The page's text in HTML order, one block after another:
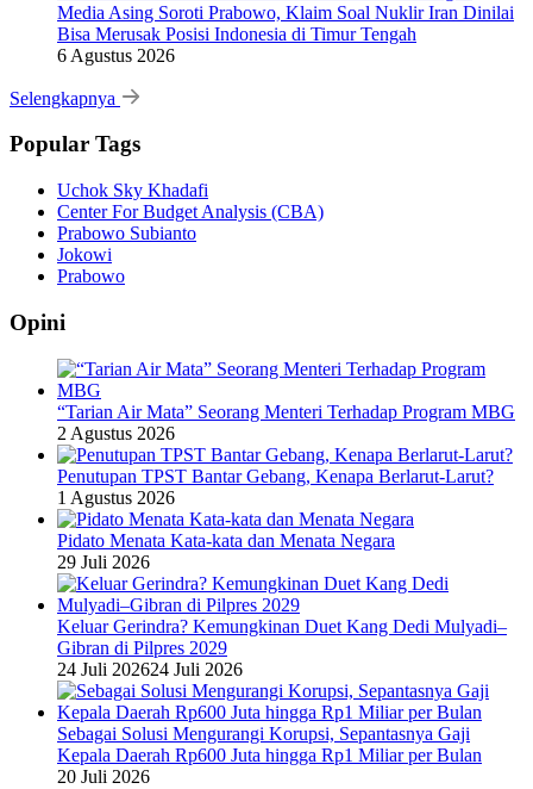
Media Asing Soroti Prabowo, Klaim Soal Nuklir Iran Dinilai
Bisa Merusak Posisi Indonesia di Timur Tengah
6 Agustus 2026
Selengkapnya
Popular Tags
Uchok Sky Khadafi
Center For Budget Analysis (CBA)
Prabowo Subianto
Jokowi
Prabowo
Opini
“Tarian Air Mata” Seorang Menteri Terhadap Program MBG
2 Agustus 2026
Penutupan TPST Bantar Gebang, Kenapa Berlarut-Larut?
1 Agustus 2026
Pidato Menata Kata-kata dan Menata Negara
29 Juli 2026
Keluar Gerindra? Kemungkinan Duet Kang Dedi Mulyadi–
Gibran di Pilpres 2029
24 Juli 202624 Juli 2026
Sebagai Solusi Mengurangi Korupsi, Sepantasnya Gaji
Kepala Daerah Rp600 Juta hingga Rp1 Miliar per Bulan
20 Juli 2026